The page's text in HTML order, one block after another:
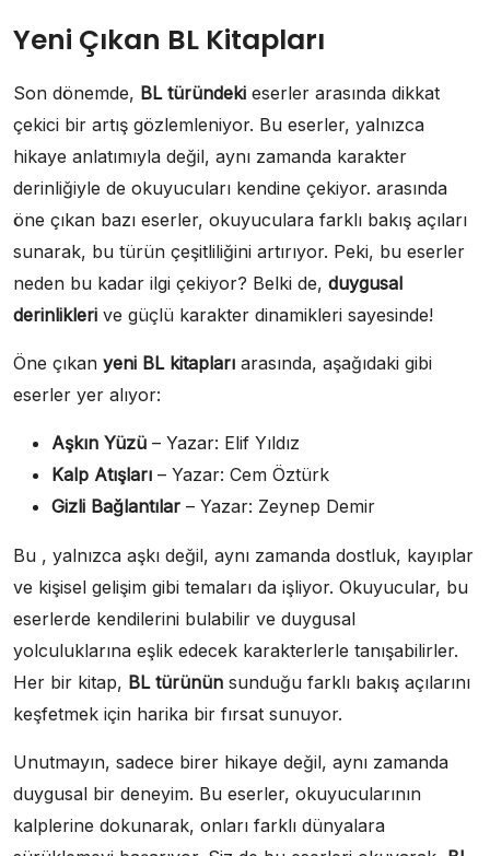
Yeni Çıkan BL Kitapları
Son dönemde, BL türündeki eserler arasında dikkat
çekici bir artış gözlemleniyor. Bu eserler, yalnızca
hikaye anlatımıyla değil, aynı zamanda karakter
derinliğiyle de okuyucuları kendine çekiyor. arasında
öne çıkan bazı eserler, okuyuculara farklı bakış açıları
sunarak, bu türün çeşitliliğini artırıyor. Peki, bu eserler
neden bu kadar ilgi çekiyor? Belki de, duygusal
derinlikleri ve güçlü karakter dinamikleri sayesinde!
Öne çıkan yeni BL kitapları arasında, aşağıdaki gibi
eserler yer alıyor:
Aşkın Yüzü – Yazar: Elif Yıldız
Kalp Atışları – Yazar: Cem Öztürk
Gizli Bağlantılar – Yazar: Zeynep Demir
Bu , yalnızca aşkı değil, aynı zamanda dostluk, kayıplar
ve kişisel gelişim gibi temaları da işliyor. Okuyucular, bu
eserlerde kendilerini bulabilir ve duygusal
yolculuklarına eşlik edecek karakterlerle tanışabilirler.
Her bir kitap, BL türünün sunduğu farklı bakış açılarını
keşfetmek için harika bir fırsat sunuyor.
Unutmayın, sadece birer hikaye değil, aynı zamanda
duygusal bir deneyim. Bu eserler, okuyucularının
kalplerine dokunarak, onları farklı dünyalara